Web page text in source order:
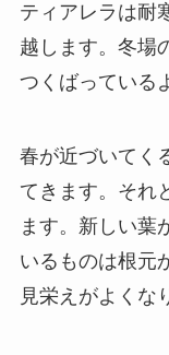
ティアレラは耐
越します。冬場
つくばっている
春が近づいてく
てきます。それ
ます。新しい葉
いるものは根元
見栄えがよくな